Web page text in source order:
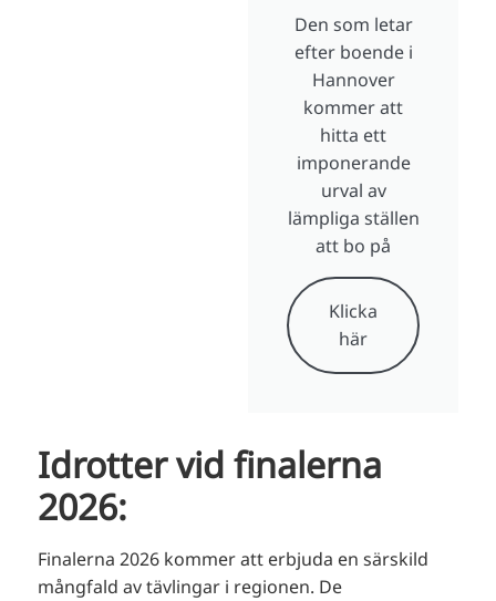
Den som letar
efter boende i
Hannover
kommer att
hitta ett
imponerande
urval av
lämpliga ställen
att bo på
Klicka
här
Idrotter vid finalerna
2026:
Finalerna 2026 kommer att erbjuda en särskild
mångfald av tävlingar i regionen. De